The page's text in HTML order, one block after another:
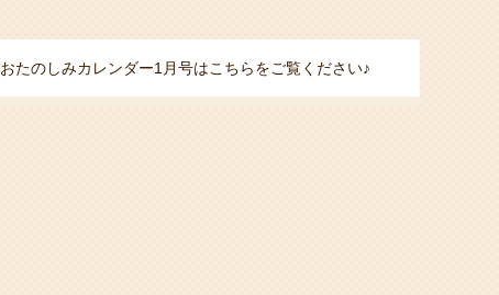
おたのしみカレンダー1月号はこちらをご覧ください♪